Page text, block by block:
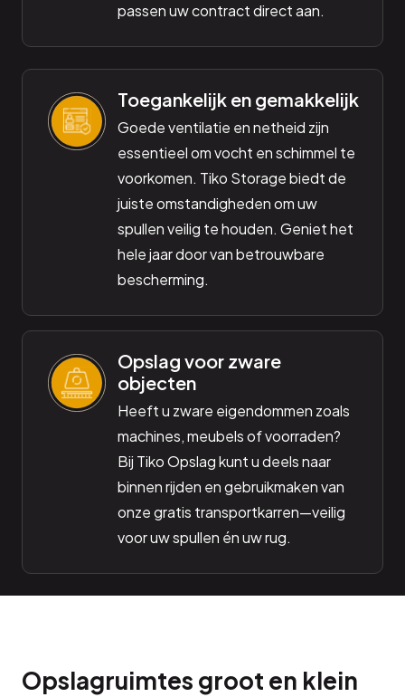
passen uw contract direct aan.
Toegankelijk en gemakkelijk
Goede ventilatie en netheid zijn
essentieel om vocht en schimmel te
voorkomen. Tiko Storage biedt de
juiste omstandigheden om uw
spullen veilig te houden. Geniet het
hele jaar door van betrouwbare
bescherming.
Opslag voor zware
objecten
Heeft u zware eigendommen zoals
machines, meubels of voorraden?
Bij Tiko Opslag kunt u deels naar
binnen rijden en gebruikmaken van
onze gratis transportkarren—veilig
voor uw spullen én uw rug.
Opslagruimtes groot en klein